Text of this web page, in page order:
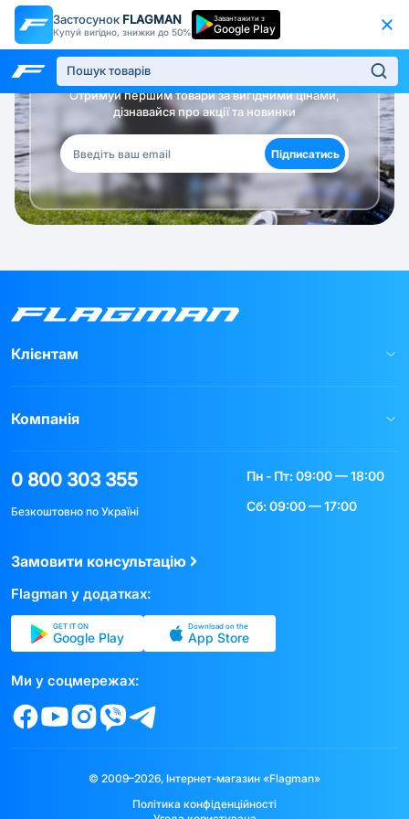
Застосунок FLAGMAN
Купуй вигідно, знижки до 50%
Завантажити з
Google Play
Будь в курсі!
Отримуй першим товари за вигідними цінами,
дізнавайся про акції та новинки
Підписатись
Клієнтам
Компанія
0 800 303 355
Безкоштовно по Україні
Пн - Пт: 09:00 — 18:00
Сб: 09:00 — 17:00
Замовити консультацію
Flagman у додатках:
GET IT ON
Google Play
Download on the
App Store
Ми у соцмережах:
© 2009–2026, Інтернет-магазин «Flagman»
Політика конфіденційності